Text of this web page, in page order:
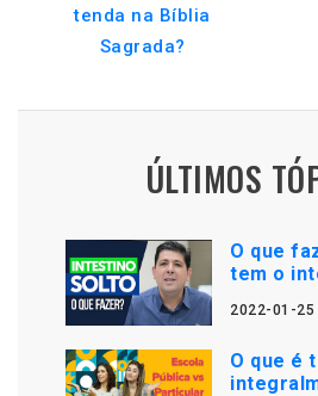
tenda na Bíblia
Sagrada?
ÚLTIMOS
O que
tem o
2022-01-25
O que é